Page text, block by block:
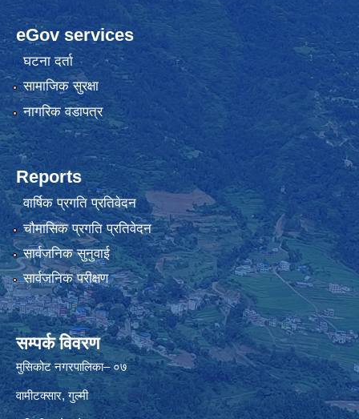
eGov services
घटना दर्ता
सामाजिक सुरक्षा
नागरिक वडापत्र
Reports
वार्षिक प्रगति प्रतिवेदन
चौमासिक प्रगति प्रतिवेदन
सार्वजनिक सुनुवाई
सार्वजनिक परीक्षण
सम्पर्क विवरण
मुसिकोट नगरपालिका– ०७
वामीटक्सार, गुल्मी